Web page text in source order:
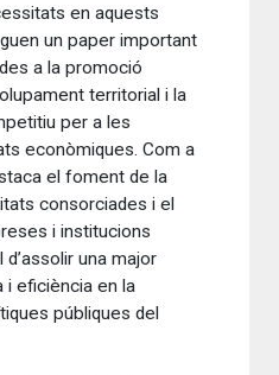
en aquests
un paper important
a la promoció
territorial i la
per a les
econòmiques. Com a
el foment de la
consorciades i el
i institucions
una major
i eficiència en la
públiques del